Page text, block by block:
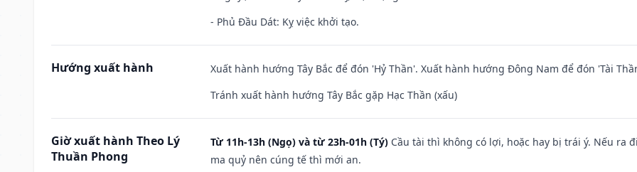
- Phủ Đầu Dát: Kỵ việc khởi tạo.
Hướng xuất hành
Xuất hành hướng Tây Bắc để đón 'Hỷ Thần'. Xuất hành hướng Đông Nam để đón 'Tài
Tránh xuất hành hướng Tây Bắc gặp Hạc Thần (xấu)
Giờ xuất hành Theo Lý
Thuần Phong
Từ 11h-13h (Ngọ) và từ 23h-01h (Tý) Cầu tài thì không có lợi, hoặc hay bị trái ý. Nếu
ma quỷ nên cúng tế thì mới an.